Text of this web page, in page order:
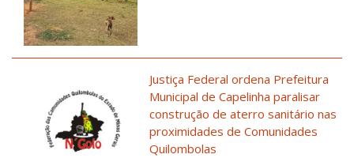
Justiça Federal ordena Prefeitura
Municipal de Capelinha paralisar
construção de aterro sanitário nas
proximidades de Comunidades
Quilombolas